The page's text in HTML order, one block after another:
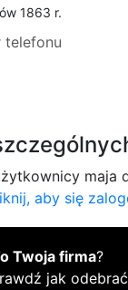
1863 r.
telefonu
maja
aby się
Twoja firma?
jak